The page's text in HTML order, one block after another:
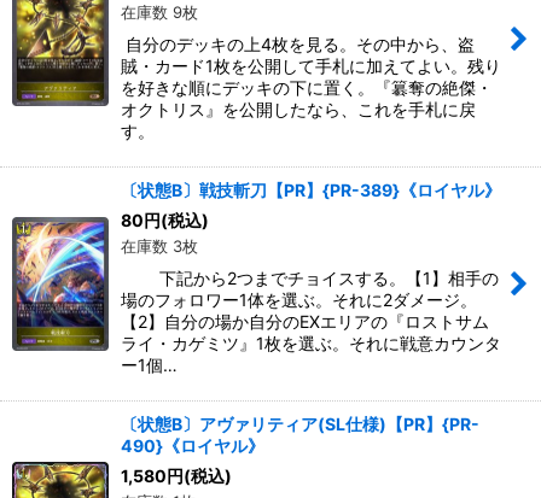
在庫数 9枚
自分のデッキの上4枚を見る。その中から、盗
賊・カード1枚を公開して手札に加えてよい。残り
を好きな順にデッキの下に置く。『簒奪の絶傑・
オクトリス』を公開したなら、これを手札に戻
す。
〔状態B〕戦技斬刀【PR】{PR-389}《ロイヤル》
80円(税込)
在庫数 3枚
下記から2つまでチョイスする。【1】相手の
場のフォロワー1体を選ぶ。それに2ダメージ。
【2】自分の場か自分のEXエリアの『ロストサム
ライ・カゲミツ』1枚を選ぶ。それに戦意カウンタ
ー1個…
〔状態B〕アヴァリティア(SL仕様)【PR】{PR-
490}《ロイヤル》
1,580円(税込)